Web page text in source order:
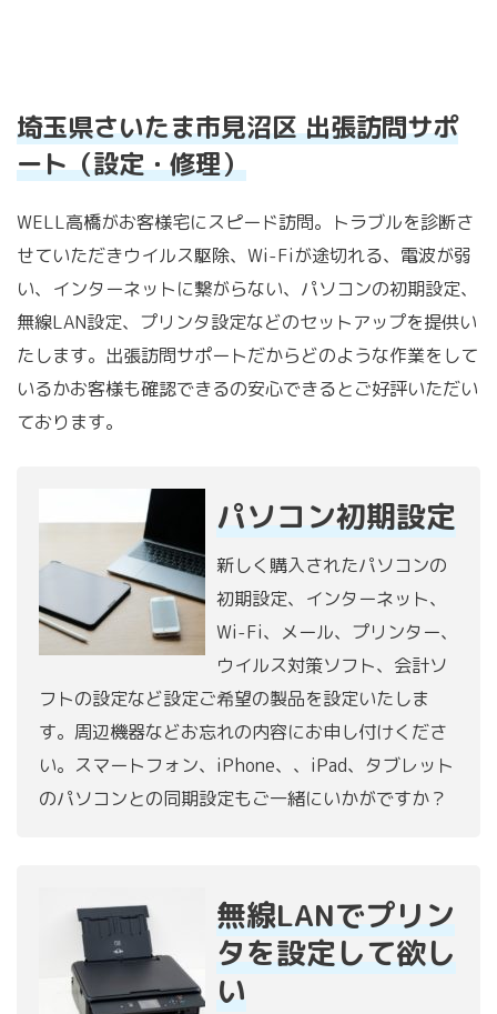
埼玉県さいたま市見沼区 出張訪問サポ
ート（設定・修理）
WELL高橋がお客様宅にスピード訪問。トラブルを診断さ
せていただきウイルス駆除、Wi-Fiが途切れる、電波が弱
い、インターネットに繋がらない、パソコンの初期設定、
無線LAN設定、プリンタ設定などのセットアップを提供い
たします。出張訪問サポートだからどのような作業をして
いるかお客様も確認できるの安心できるとご好評いただい
ております。
パソコン初期設定
新しく購入されたパソコンの
初期設定、インターネット、
Wi-Fi、メール、プリンター、
ウイルス対策ソフト、会計ソ
フトの設定など設定ご希望の製品を設定いたしま
す。周辺機器などお忘れの内容にお申し付けくださ
い。スマートフォン、iPhone、、iPad、タブレット
のパソコンとの同期設定もご一緒にいかがですか？
無線LANでプリン
タを設定して欲し
い